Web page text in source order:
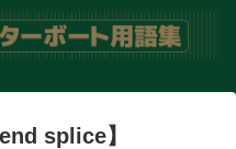
splice】